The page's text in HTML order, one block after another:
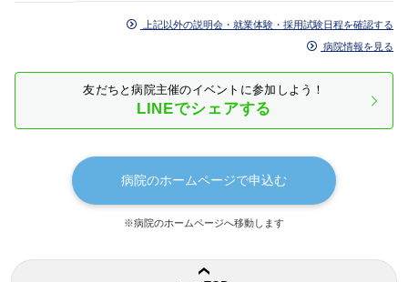
上記以外の説明会・就業体験・採用試験日程を確認する
病院情報を見る
友だちと病院主催のイベントに参加しよう！
LINEでシェアする
病院のホームページで申込む
※病院のホームページへ移動します